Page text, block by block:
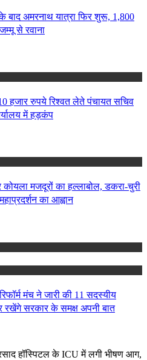
बाद अमरनाथ यात्रा फिर शुरू, 1,800
से रवाना
हजार रुपये रिश्वत लेते पंचायत सचिव
में हड़कंप
मजदूरों का हल्लाबोल, डकरा-चुरी
का आह्वान
मंच ने जारी की 11 सदस्यीय
रखेंगे सरकार के समक्ष अपनी बात
हॉस्पिटल के ICU में लगी भीषण आग,